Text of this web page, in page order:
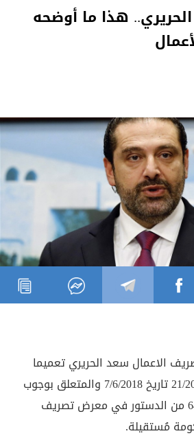
هذا ما أوضحه
الاعمال سعد الحريري تعميما
يوضح التعميم رقم 21/2018 تاريخ 7/6/2018 والمتعلق بوجوب
التقيد بأحكام المادة 64 من الدستور في معرض تصريف
مُستقيلة.